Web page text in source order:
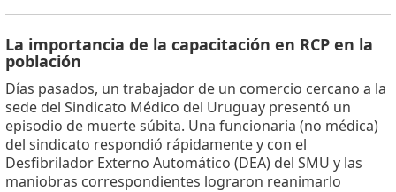
La importancia de la capacitación en RCP en la
población
Días pasados, un trabajador de un comercio cercano a la
sede del Sindicato Médico del Uruguay presentó un
episodio de muerte súbita. Una funcionaria (no médica)
del sindicato respondió rápidamente y con el
Desfibrilador Externo Automático (DEA) del SMU y las
maniobras correspondientes lograron reanimarlo